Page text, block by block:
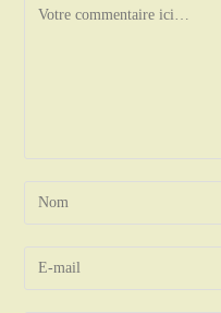
Comment
Enter
Enter